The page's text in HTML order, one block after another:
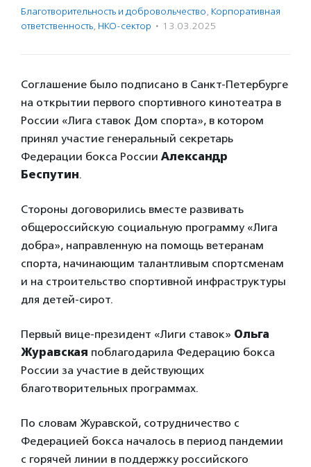
Благотвори­тель­ность и доброволь­чест­во, Корпоративная
ответственность, НКО-сектор · 13.03.2025
Соглашение было подписано в Санкт-Петербурге
на открытии первого спортивного кинотеатра в
России «Лига ставок Дом спорта», в котором
принял участие генеральный секретарь
Федерации бокса России Александр
Беспутин.
Стороны договорились вместе развивать
общероссийскую социальную программу «Лига
добра», направленную на помощь ветеранам
спорта, начинающим талантливым спортсменам
и на строительство спортивной инфраструктуры
для детей-сирот.
Первый вице-президент «Лиги ставок» Ольга
Журавская поблагодарила Федерацию бокса
России за участие в действующих
благотворительных программах.
По словам Журавской, сотрудничество с
Федерацией бокса началось в период пандемии
с горячей линии в поддержку российского